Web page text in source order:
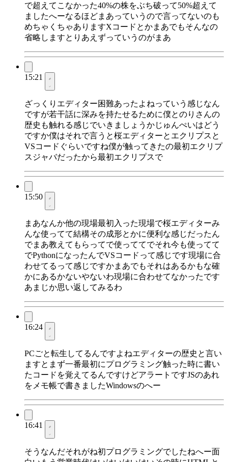
で超えてこなかった40%の株をぶち破って50%超えて
ましたへーなるほどまあっていうので言ってないのも
めちゃくちゃありますXコードとかまあでもそんなの
省略しますとりあえずっていうのがまあ
15:21
ざっくりエディター困難あったよねっていう感じなん
ですが若干話に深みを持たせるために僕とのりさんの
歴史も触れる感じでいきましょうかじゅんぺいはどう
ですか僕はそれで言うと桜エディターとエクリプスと
VSコードぐらいですね僕が触ってきたの最初エクリプ
スジャバだったから最初エクリプスで
15:50
まあなんか他の現場最初入った現場で桜エディターみ
んな使ってて結構その成形とかに便利な感じだったん
でまあ教えてもらってで使っててでそれ今も使ってて
でPythonになったんでVSコードって感じです現場に合
わせてるって感じですかまあでもそれはあるかもな確
かにあるかないやないわ現場に合わせてなかったです
あまじか思い返してみるわ
16:24
PCごと転生してるんですよねエディターの歴史と言い
ますとまず一番最初にプログラミング触った時に書い
たコードを覚えてるんですけどアラートですJSのあれ
をメモ帳で書きましたWindowsのへー
16:41
そうなんだそれがね初プログラミングでしたねへー面